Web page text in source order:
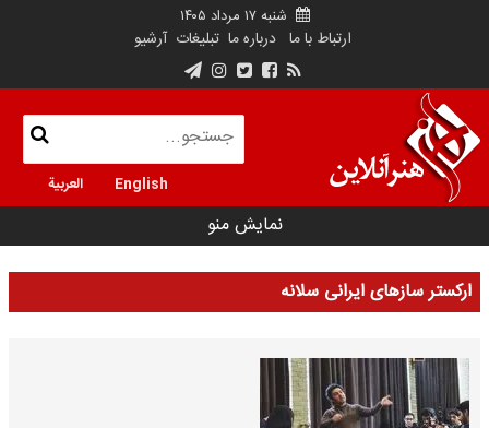
شنبه ۱۷ مرداد ۱۴۰۵
ارتباط با ما درباره ما تبلیغات آرشیو
English العربية
نمایش منو
ارکستر سازهای ایرانی سلانه